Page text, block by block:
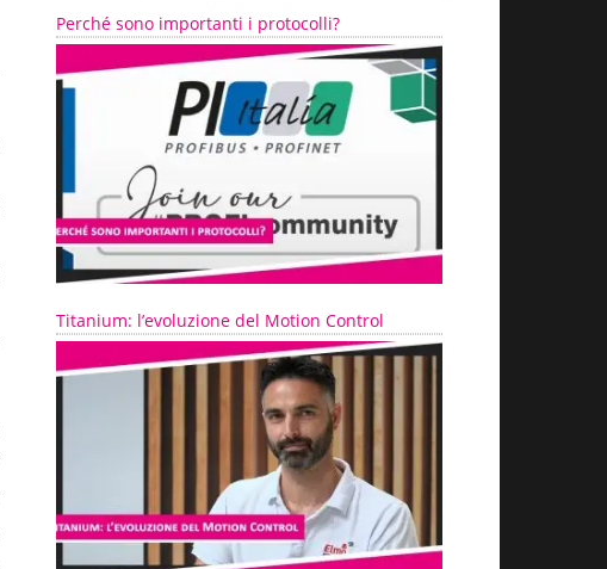
Perché sono importanti i protocolli?
Titanium: l’evoluzione del Motion Control